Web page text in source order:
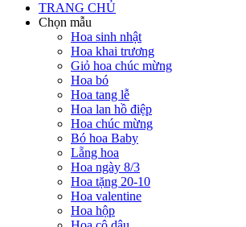
TRANG CHỦ
Chọn mẫu
Hoa sinh nhật
Hoa khai trương
Giỏ hoa chúc mừng
Hoa bó
Hoa tang lễ
Hoa lan hồ điệp
Hoa chúc mừng
Bó hoa Baby
Lẵng hoa
Hoa ngày 8/3
Hoa tặng 20-10
Hoa valentine
Hoa hộp